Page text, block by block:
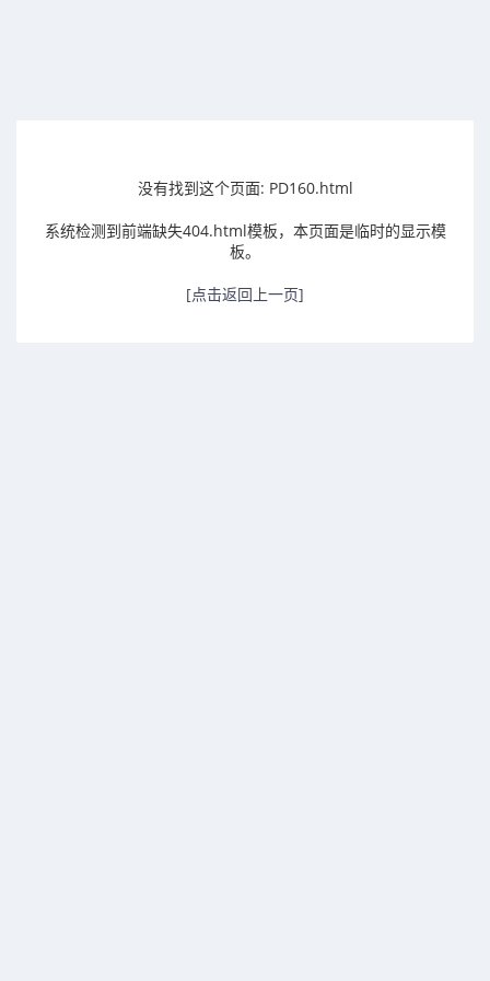
没有找到这个页面: PD160.html
系统检测到前端缺失404.html模板，本页面是临时的显示模
板。
[点击返回上一页]